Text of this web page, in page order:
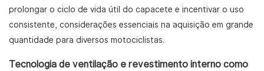
prolongar o ciclo de vida útil do capacete e incentivar o uso
consistente, considerações essenciais na aquisição em grande
quantidade para diversos motociclistas.
Tecnologia de ventilação e revestimento interno como